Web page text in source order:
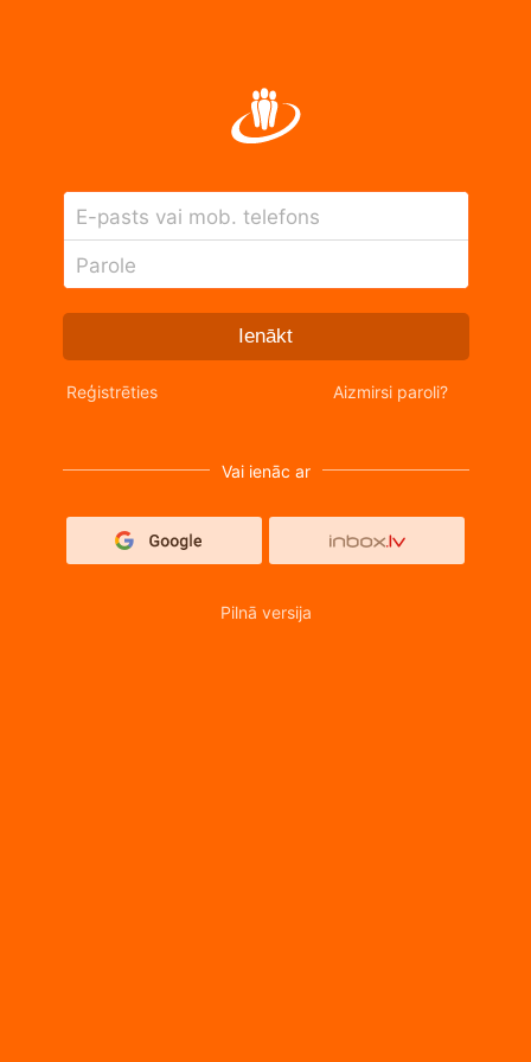
E-pasts vai mob. telefons
Parole
Ienākt
Reģistrēties Aizmirsi paroli?
Vai ienāc ar
Pilnā versija